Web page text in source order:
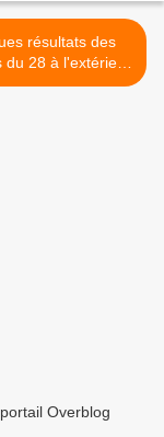
résultats des
28 à l'extérieur
>
Overblog